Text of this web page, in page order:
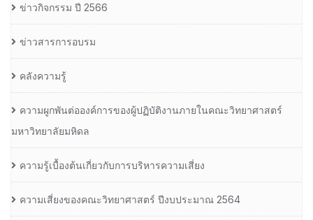
ข่าวกิจกรรม ปี 2566
ข่าวสารการอบรม
คลังความรู้
ความผูกพันต่อองค์การของผู้ปฏิบัติงานภายในคณะวิทยาศาสตร์
มหาวิทยาลัยมหิดล
ความรู้เบื้องต้นเกี่ยวกับการบริหารความเสี่ยง
ความเสี่ยงของคณะวิทยาศาสตร์ ปีงบประมาณ 2564